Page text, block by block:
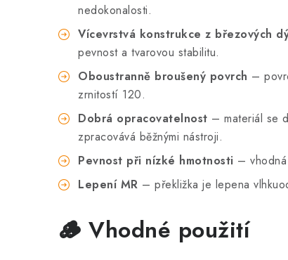
nedokonalosti.
Vícevrstvá konstrukce z březových
pevnost a tvarovou stabilitu.
Oboustranně broušený povrch –
zrnitostí 120.
Dobrá opracovatelnost – materiál se
zpracovává běžnými nástroji.
Pevnost při nízké hmotnosti –
Lepení MR – překližka je lepena
🪵 Vhodné použití